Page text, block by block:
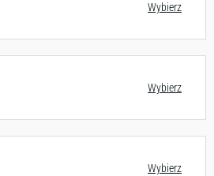
Wybierz
Wybierz
Wybierz